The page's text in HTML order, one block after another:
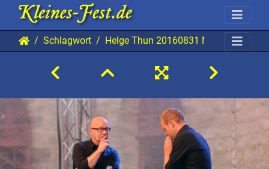
Schlagwort Helge Thun 20160831 MB AKu 0850